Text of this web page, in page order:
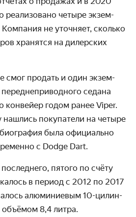
реализо­вано четыре экзем­
не уточняет, сколько
хранятся на дилерских
смог продать и один экзем­
седана
конвейер годом ранее Viper.
покупатели на четыре
была официально
с Dodge Dart.
пятого по счёту
в период с 2012 по 2017
алюминиевым 10-цилин­
8,4 литра.